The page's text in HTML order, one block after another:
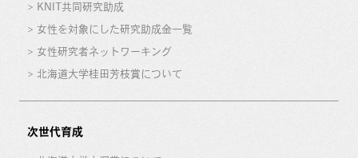
KNIT共同研究助成
女性を対象にした研究助成金一覧
女性研究者ネットワーキング
北海道大学桂田芳枝賞について
次世代育成